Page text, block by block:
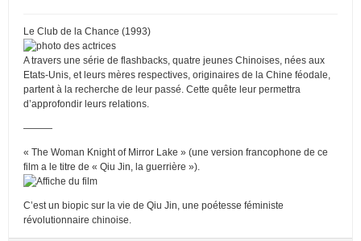
Le Club de la Chance (1993)
A travers une série de flashbacks, quatre jeunes Chinoises, nées aux
Etats-Unis, et leurs mères respectives, originaires de la Chine féodale,
partent à la recherche de leur passé. Cette quête leur permettra
d’approfondir leurs relations.
———
« The Woman Knight of Mirror Lake » (une version francophone de ce
film a le titre de « Qiu Jin, la guerrière »).
C’est un biopic sur la vie de Qiu Jin, une poétesse féministe
révolutionnaire chinoise.